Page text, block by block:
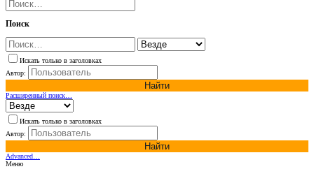
Поиск
Искать только в заголовках
Автор:
Найти
Расширенный поиск…
Искать только в заголовках
Автор:
Найти
Advanced…
Меню